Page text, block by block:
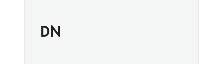
DN